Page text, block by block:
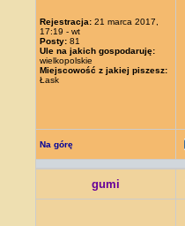
Rejestracja: 21 marca 2017,
17:19 - wt
Posty: 81
Ule na jakich gospodaruję:
wielkopolskie
Miejscowość z jakiej piszesz:
Łask
Na górę
gumi